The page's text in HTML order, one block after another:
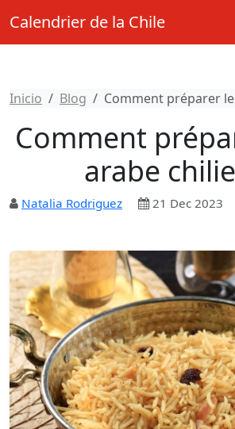
Calendrier de la Chile
Inicio Blog Comment préparer
Comment
arabe
Natalia Rodriguez 21 Dec 2023